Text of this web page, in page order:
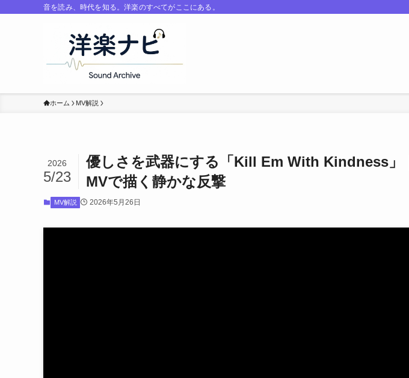
音を読み、時代を知る。洋楽のすべてがここにある。
ホーム MV解説
優しさを武器にする「Kill Em With Kindness」
MVで描く静かな反撃
2026
5/23
MV解説 2026年5月26日